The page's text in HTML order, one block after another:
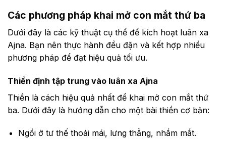
Các phương pháp khai mở con mắt thứ ba
Dưới đây là các kỹ thuật cụ thể để kích hoạt luân xa
Ajna. Bạn nên thực hành đều đặn và kết hợp nhiều
phương pháp để đạt hiệu quả tối ưu.
Thiền định tập trung vào luân xa Ajna
Thiền là cách hiệu quả nhất để khai mở con mắt thứ
ba. Dưới đây là hướng dẫn cho một bài thiền cơ bản:
Ngồi ở tư thế thoải mái, lưng thẳng, nhắm mắt.